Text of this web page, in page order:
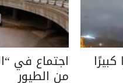
اجتماع في
من الطيور